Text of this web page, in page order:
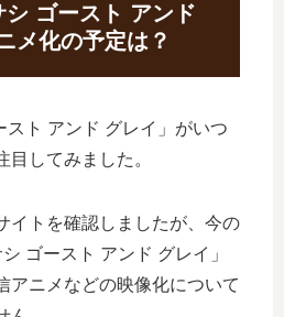
シ ゴースト アンド
メ化の予定は？
スト アンド グレイ」がいつ
目してみました。
イトを確認しましたが、今の
ゴースト アンド グレイ」
アニメなどの映像化について